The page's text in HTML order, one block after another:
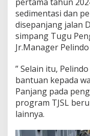
sedimentasi dan
disepanjang jalan
simpang Tugu
Jr.Manager
” Selain itu,
bantuan kepada
Panjang pada
program TJSL
lainnya.